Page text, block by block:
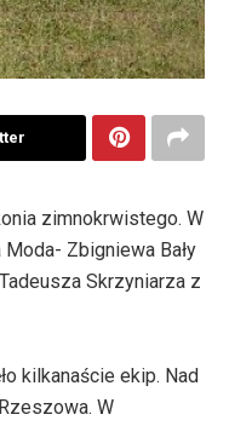
zimnokrwistego. W
Zbigniewa Bały
Skrzyniarza z
kilkanaście ekip. Nad
W